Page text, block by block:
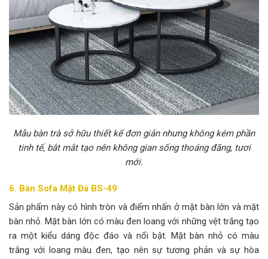
Mẫu bàn trà sở hữu thiết kế đơn giản nhưng không kém phần
tinh tế, bắt mắt tạo nên không gian sống thoáng đãng, tươi
mới.
6. Bàn Sofa Mặt Đá BS-49
Sản phẩm này có hình tròn và điểm nhấn ở mặt bàn lớn và mặt
bàn nhỏ. Mặt bàn lớn có màu đen loang với những vệt trắng tạo
ra một kiểu dáng độc đáo và nổi bật. Mặt bàn nhỏ có màu
trắng với loang màu đen, tạo nên sự tương phản và sự hòa